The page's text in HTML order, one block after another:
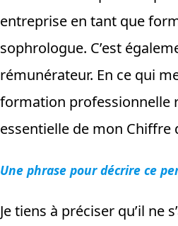
entreprise en tant que
sophrologue. C’est
rémunérateur. En ce qui
formation professionnelle
essentielle de mon Chiffre
Une phrase pour décrire ce
Je tiens à préciser qu’il ne